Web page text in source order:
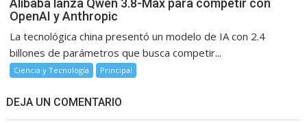
Alibaba lanza Qwen 3.8-Max para competir con
OpenAI y Anthropic
La tecnológica china presentó un modelo de IA con 2.4
billones de parámetros que busca competir...
Ciencia y Tecnología Principal
DEJA UN COMENTARIO